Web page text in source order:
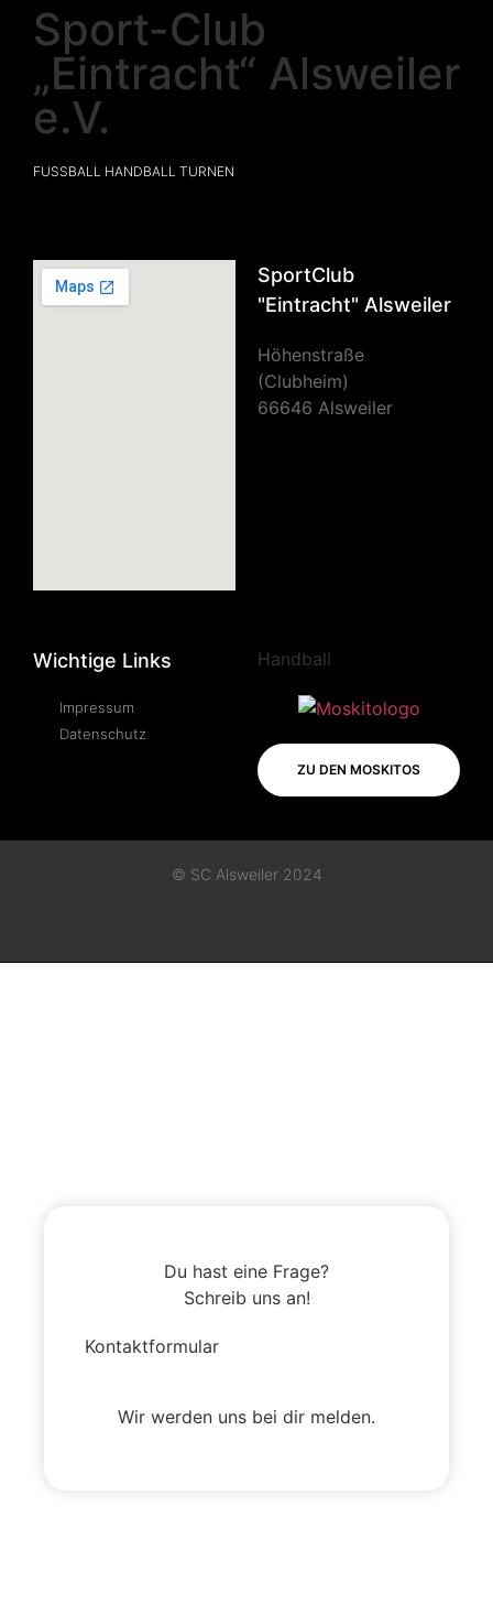
Sport-Club
„Eintracht“ Alsweiler
e.V.
FUSSBALL HANDBALL TURNEN
SportClub
"Eintracht" Alsweiler
Höhenstraße
(Clubheim)
66646 Alsweiler
Wichtige Links
Impressum
Datenschutz
Handball
ZU DEN MOSKITOS
© SC Alsweiler 2024
Du hast eine Frage?
Schreib uns an!
Kontaktformular
Wir werden uns bei dir melden.